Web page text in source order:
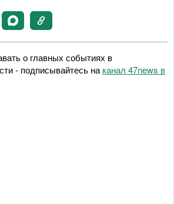
о главных событиях в
- подписывайтесь на канал 47news в